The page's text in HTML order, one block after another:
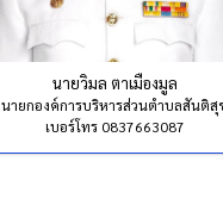
นายวิมล ตาเมืองมูล
นายกองค์การบริหารส่วนตำบลสันติสุ
เบอร์โทร 0837663087